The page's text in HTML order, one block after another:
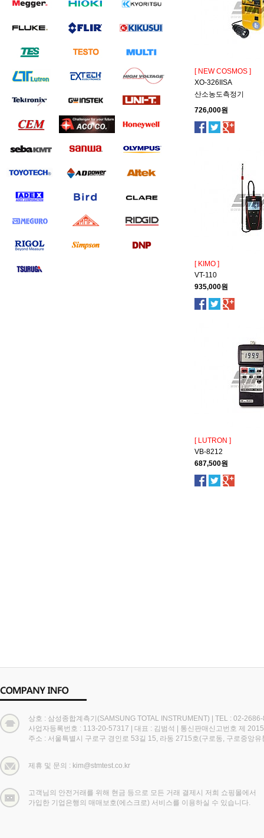
[ NEW COSMOS ]
XO-326IISA
산소농도측정기
726,000원
[ KIMO ]
VT-110
935,000원
[ LUTRON ]
VB-8212
687,500원
상호 : 삼성종합계측기(SAMSUNG TOTAL INSTRUMENT) | TEL : 02-
사업자등록번호 : 113-20-57317 | 대표 : 김범석 | 통신판매신고번호 제
주소 : 서울특별시 구로구 경인로 53길 15, 라동 2715호(구로동, 구로중앙유
제휴 및 문의 : kim@stmtest.co.kr
고객님의 안전거래를 위해 현금 등으로 모든 거래 결제시 저희 쇼핑몰에서
가입한 기업은행의 매매보호(에스크로) 서비스를 이용하실 수 있습니다.